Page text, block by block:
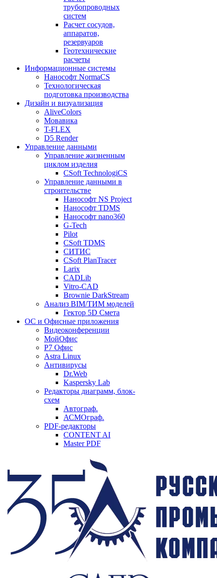
трубопроводных
систем
Расчет сосудов,
аппаратов,
резервуаров
Геотехнические
расчеты
Информационные системы
Нанософт NormaCS
Технологическая
подготовка производства
Дизайн и визуализация
AliveColors
Мовавика
T-FLEX
D5 Render
Управление данными
Управление жизненным
циклом изделия
CSoft TechnologiCS
Управление данными в
строительстве
Нанософт NS Project
Нанософт TDMS
Нанософт nano360
G-Tech
Pilot
CSoft TDMS
СИТИС
CSoft PlanTracer
Larix
CADLib
Vitro-CAD
Brownie DarkStream
Анализ BIM/ТИМ моделей
Гектор 5D Смета
ОС и Офисные приложения
Видеоконференции
МойОфис
P7 Офис
Astra Linux
Антивирусы
Dr.Web
Kaspersky Lab
Редакторы диаграмм, блок-
схем
Автограф.
АСМОграф.
PDF-редакторы
CONTENT AI
Master PDF